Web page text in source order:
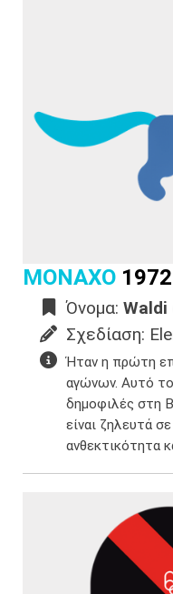
ΜΟΝΑΧΟ 1972
Όνομα: Waldi
Σχεδίαση:
Ήταν η πρώτη
αγώνων. ​Αυτό το
δημοφιλές στη
είναι ζηλευτά
ανθεκτικότητα